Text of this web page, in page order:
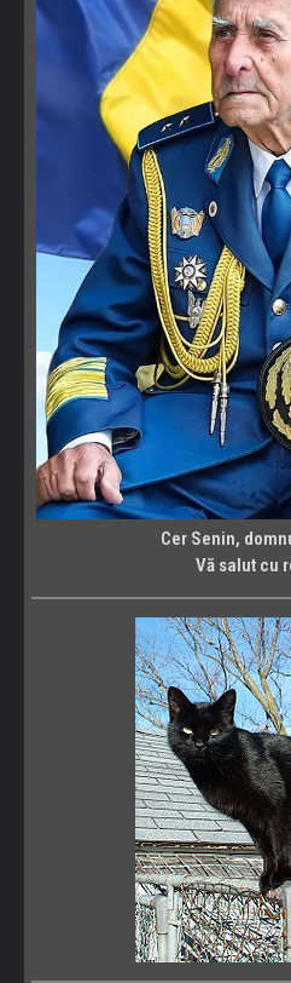
Cer Senin,
Vă salut cu